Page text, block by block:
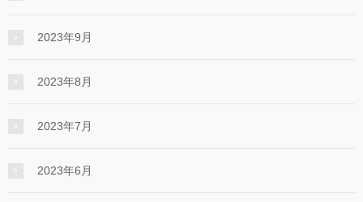
2023年9月
2023年8月
2023年7月
2023年6月